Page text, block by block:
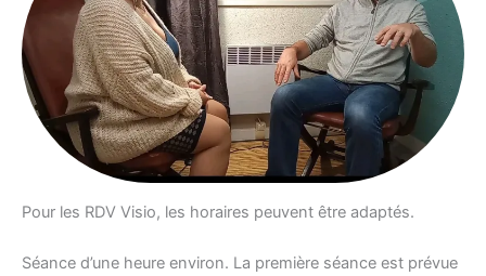
Pour les RDV Visio, les horaires peuvent être adaptés.
Séance d’une heure environ. La première séance est prévue